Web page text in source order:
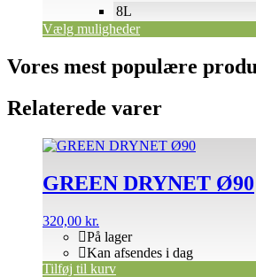
Vælg muligheder
8L
Vores mest populære
Relaterede varer
GREEN DRYNET Ø90
320,00 kr.
På lager
Kan afsendes i dag
Tilføj til kurv